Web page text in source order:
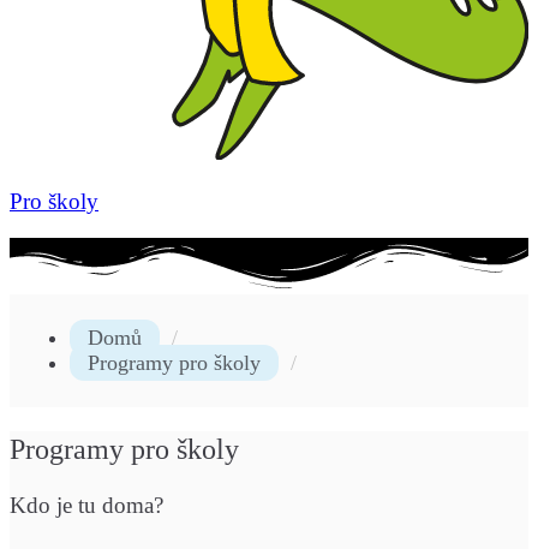
Pro školy
Domů
Programy pro školy
Programy pro školy
Kdo je tu doma?